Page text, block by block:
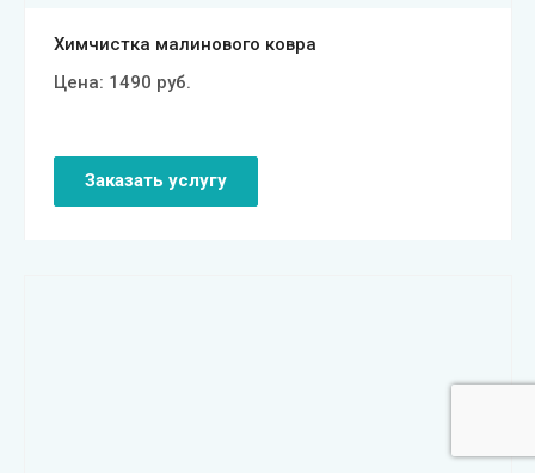
Химчистка малинового ковра
Цена: 1490 руб.
Заказать услугу